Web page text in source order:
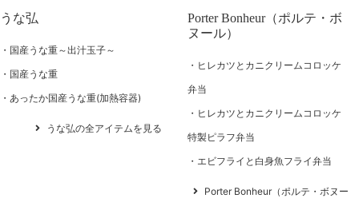
うな弘
国産うな重～出汁玉子～
国産うな重
あったか国産うな重(加熱容器)
うな弘の全アイテムを見る
Porter Bonheur（ポルテ・ボ
ヌール）
ヒレカツとカニクリームコロッケ
弁当
ヒレカツとカニクリームコロッケ
特製ピラフ弁当
エビフライと白身魚フライ弁当
Porter Bonheur（ポルテ・ボヌー